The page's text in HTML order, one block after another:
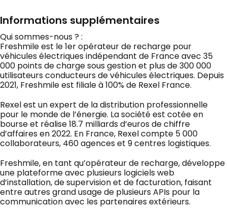
Informations supplémentaires
Qui sommes-nous ? :
Freshmile est le 1er opérateur de recharge pour
véhicules électriques indépendant de France avec 35
000 points de charge sous gestion et plus de 300 000
utilisateurs conducteurs de véhicules électriques. Depuis
2021, Freshmile est filiale à 100% de Rexel France.
Rexel est un expert de la distribution professionnelle
pour le monde de l’énergie. La société est cotée en
bourse et réalise 18.7 milliards d’euros de chiffre
d’affaires en 2022. En France, Rexel compte 5 000
collaborateurs, 460 agences et 9 centres logistiques.
Freshmile, en tant qu’opérateur de recharge, développe
une plateforme avec plusieurs logiciels web
d’installation, de supervision et de facturation, faisant
entre autres grand usage de plusieurs APIs pour la
communication avec les partenaires extérieurs.